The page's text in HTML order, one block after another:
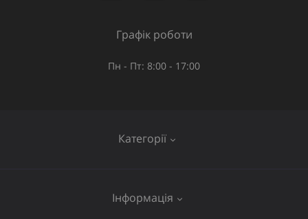
Категорії
Інформація
Графік роботи
Пн - Пт: 8:00 - 17:00